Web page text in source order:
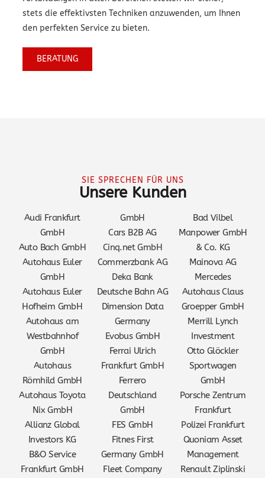
stets die effektivsten Techniken anzuwenden, um Ihnen
den perfekten Service zu bieten.
BERATUNG
SIE SPRECHEN FÜR UNS
Unsere Kunden
Audi Frankfurt
GmbH
Auto Bach GmbH
Autohaus Euler
GmbH
Autohaus Euler
Hofheim GmbH
Autohaus am
Westbahnhof
GmbH
Autohaus
Römhild GmbH
Autohaus Toyota
Nix GmbH
Allianz Global
Investors KG
B&O Service
Frankfurt GmbH
GmbH
Cars B2B AG
Cinq.net GmbH
Commerzbank AG
Deka Bank
Deutsche Bahn AG
Dimension Data
Germany
Evobus GmbH
Ferrai Ulrich
Frankfurt GmbH
Ferrero
Deutschland
GmbH
FES GmbH
Fitnes First
Germany GmbH
Fleet Company
Bad Vilbel
Manpower GmbH
& Co. KG
Mainova AG
Mercedes
Autohaus Claus
Groepper GmbH
Merrill Lynch
Investment
Otto Glöckler
Sportwagen
GmbH
Porsche Zentrum
Frankfurt
Polizei Frankfurt
Quoniam Asset
Management
Renault Ziplinski